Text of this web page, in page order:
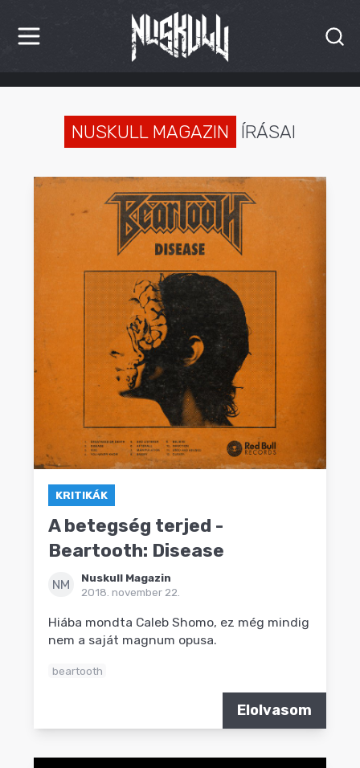
HÍREK
KRITIKÁK
MÁSVILÁG
NUSKULL MAGAZIN ÍRÁSAI
KRITIKÁK
A betegség terjed -
Beartooth: Disease
NM
Nuskull Magazin
2018. november 22.
Hiába mondta Caleb Shomo, ez még mindig
nem a saját magnum opusa.
beartooth
Elolvasom